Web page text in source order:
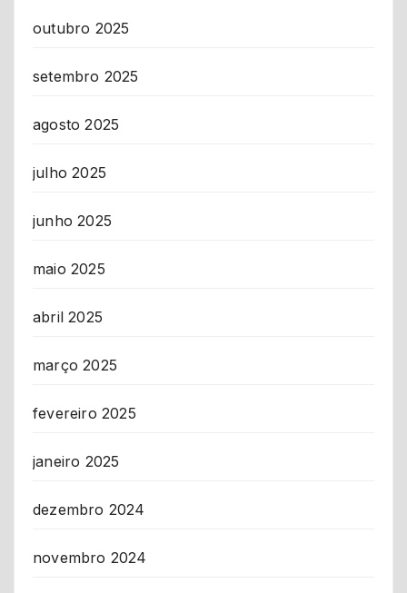
outubro 2025
setembro 2025
agosto 2025
julho 2025
junho 2025
maio 2025
abril 2025
março 2025
fevereiro 2025
janeiro 2025
dezembro 2024
novembro 2024